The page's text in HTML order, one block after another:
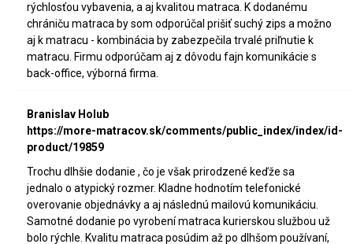
rýchlosťou vybavenia, a aj kvalitou matraca. K dodanému
chrániču matraca by som odporúčal prišiť suchý zips a možno
aj k matracu - kombinácia by zabezpečila trvalé priľnutie k
matracu. Firmu odporúčam aj z dôvodu fajn komunikácie s
back-office, výborná firma.
Branislav Holub
https://more-matracov.sk/comments/public_index/index/id-
product/19859
Trochu dlhšie dodanie , čo je však prirodzené keďže sa
jednalo o atypický rozmer. Kladne hodnotím telefonické
overovanie objednávky a aj následnú mailovú komunikáciu.
Samotné dodanie po vyrobení matraca kurierskou službou už
bolo rýchle. Kvalitu matraca posúdim až po dlhšom používaní,